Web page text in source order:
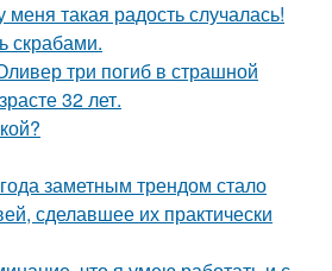
такая радость случалась!
скрабами.
три погиб в страшной
32 лет.
заметным трендом стало
сделавшее их практически